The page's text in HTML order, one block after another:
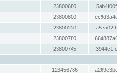
23800680
23800800
23800220
23800780
23800745
123456786